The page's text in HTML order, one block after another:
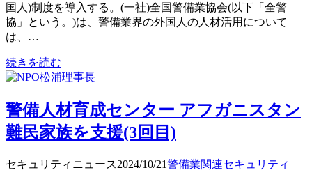
国人)制度を導入する。(一社)全国警備業協会(以下「全警
協」という。)は、警備業界の外国人の人材活用について
は、…
続きを読む
警備人材育成センター アフガニスタン
難民家族を支援(3回目)
セキュリティニュース2024/10/21警備業関連セキュリティ